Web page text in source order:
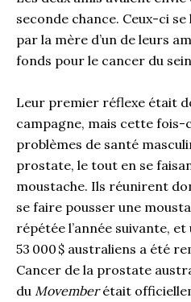
seconde chance. Ceux-ci
par la mère d’un de leurs
fonds pour le cancer du sein
Leur premier réflexe était
campagne, mais cette
problèmes de santé
prostate, le tout en se
moustache. Ils réunirent
se faire pousser une
répétée l’année suivante,
53 000 $ australiens a été
Cancer de la prostate
du Movember était